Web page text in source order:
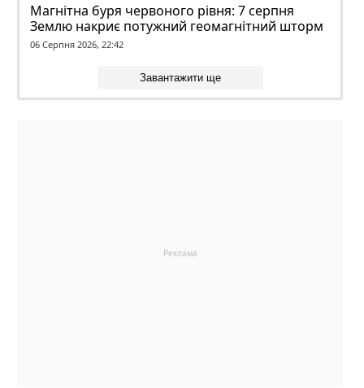
Магнітна буря червоного рівня: 7 серпня
Землю накриє потужний геомагнітний шторм
06 Серпня 2026, 22:42
Завантажити ще